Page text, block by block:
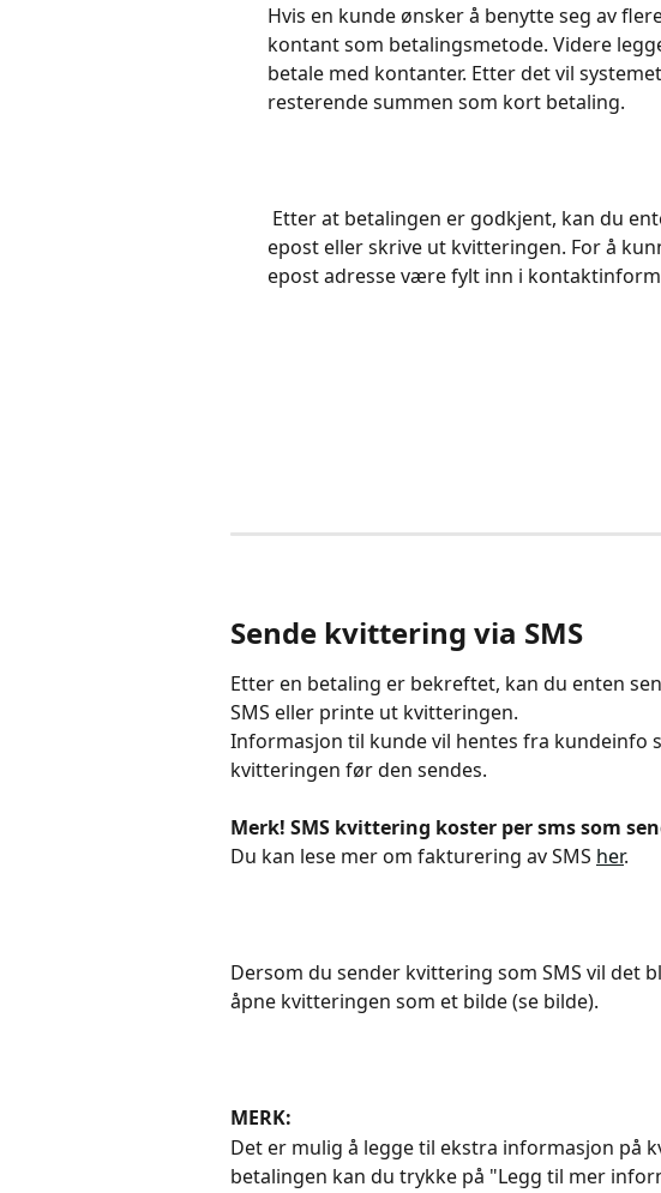
Hvis en kunde ønsker å benytte seg av
kontant som betalingsmetode. Videre
betale med kontanter. Etter det vil
resterende summen som kort betaling.
epost eller skrive ut kvitteringen. For å
epost adresse være fylt inn i
Sende kvittering via SMS
Etter en betaling er bekreftet, kan du enten
SMS eller printe ut kvitteringen.
Informasjon til kunde vil hentes fra kundeinfo
kvitteringen før den sendes.
Merk! SMS kvittering koster per sms som
Du kan lese mer om fakturering av SMS her.
Dersom du sender kvittering som SMS vil det
åpne kvitteringen som et bilde (se bilde).
MERK:
Det er mulig å legge til ekstra informasjon på
betalingen kan du trykke på "Legg til mer